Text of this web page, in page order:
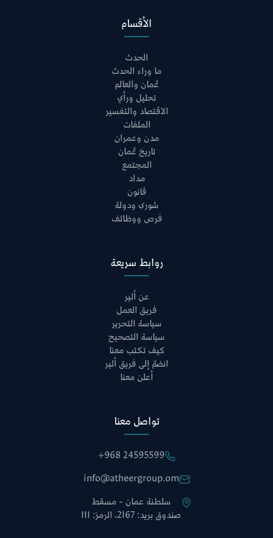
الأقسام
الحدث
ما وراء الحدث
عُمان والعالم
تحليل ورأي
الاقتصاد والتفسير
الملفات
مدن وعمران
تاريخ عُمان
المجتمع
مداد
قانون
شورى ودولة
فرص ووظائف
روابط سريعة
عن أثير
فريق العمل
سياسة التحرير
سياسة التصحيح
كيف تكتب معنا
انضمّ إلى فريق أثير
أعلن معنا
تواصل معنا
+968 24595599
info@atheergroup.om
سلطنة عمان - مسقط
صندوق بريد: 2167، الرمز: 111